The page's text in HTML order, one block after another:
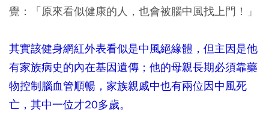
覺：「原來看似健康的人，也會被腦中風找上門！」
其實該健身網紅外表看似是中風絕緣體，但主因是他
有家族病史的內在基因遺傳；他的母親長期必須靠藥
物控制腦血管順暢，家族親戚中也有兩位因中風死
亡，其中一位才20多歲。